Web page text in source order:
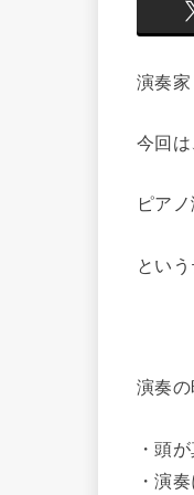
演奏
今回は
ピア
とい
演奏の
・頭
・演